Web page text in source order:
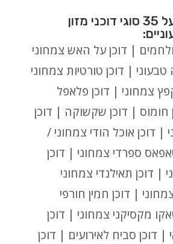
בחרו מתוך מעל 35 סוגי דוכני מזון
ולחמים | דוכן על האש צמחוני
| דוכן טורטיות צמחוני
צמחוני | דוכן פלאפל
חומוס | דוכן שקשוקה | דוכן
| דוכן אוכל הודי צמחוני /
ספרדי צמחוני | דוכן
| דוכן תאילנדי צמחוני
| דוכן חמין חורפי
מקסיקני צמחוני | דוכן
דוכן סביח לאירועים | דוכן